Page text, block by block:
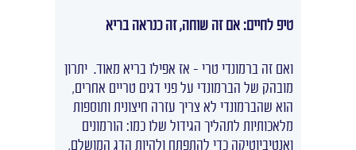
טיפ לחיים: אם זה שוחה, זה כנראה בריא
ואם זה ברמונדי טרי – אז אפילו בריא מאוד. יתרון
מובהק של הברמונדי על פני דגים טריים אחרים,
הוא שהברמונדי לא צריך עזרה חיצונית ותוספות
מלאכותיות לתהליך הגידול שלו כמו: הורמונים
ואנטיביוטיקה כדי להתפתח ולהיות הדג המושלם,